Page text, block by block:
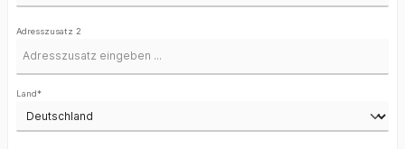
Adresszusatz 2
Land*